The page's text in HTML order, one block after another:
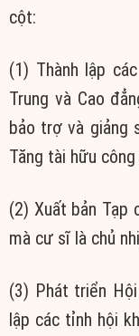
cột:
(1) Thành lập
Trung và Cao
bảo trợ và giảng
Tăng tài hữu
(2) Xuất bản Tạp
mà cư sĩ là chủ
(3) Phát triển
lập các tỉnh hội